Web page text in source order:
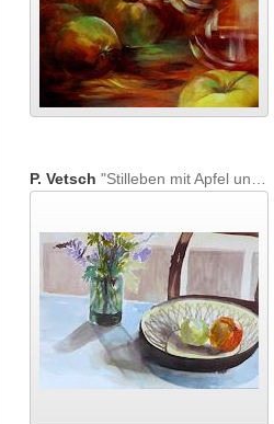
P. Vetsch "Stilleben mit Apfel und Zitrone"